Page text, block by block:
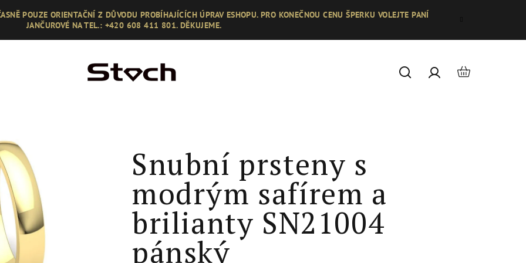
POUZE ORIENTAČNÍ Z DŮVODU PROBÍHAJÍCÍCH ÚPRAV ESHOPU. PRO KONEČNOU CENU ŠPERKU VOLEJTE PANÍ
JANČUROVÉ NA TEL.: +420 608 411 801. DĚKUJEME.
HledatPřihlášení
Nákupní
Snubní prsteny s
modrým safírem a
brilianty SN21004
pánský